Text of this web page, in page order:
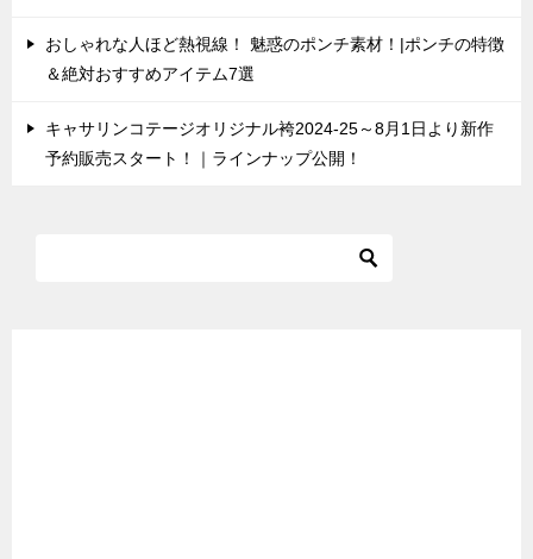
おしゃれな人ほど熱視線！ 魅惑のポンチ素材！|ポンチの特徴
＆絶対おすすめアイテム7選
キャサリンコテージオリジナル袴2024-25～8月1日より新作
予約販売スタート！｜ラインナップ公開！